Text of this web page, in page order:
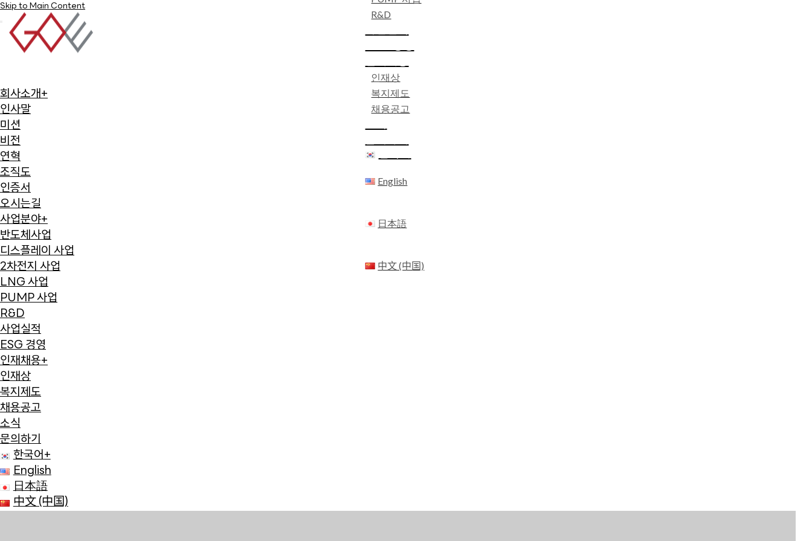
Skip to Main Content
회사소개 +
인사말
미션
비전
연혁
조직도
인증서
오시는길
사업분야+
반도체사업
디스플레이 사업
2차전지 사업
LNG 사업
PUMP 사업
R&D
사업실적
ESG 경영
인재채용+
인재상
복지제도
채용공고
소식
문의하기
한국어 +
English
日本語
中文 (中国)
R&D
인재상
복지제도
채용공고
English
日本語
中文 (中国)